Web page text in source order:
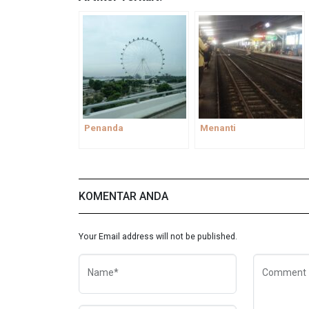
Penanda Menanti
KOMENTAR ANDA
Your Email address will not be published.
Name* Comment